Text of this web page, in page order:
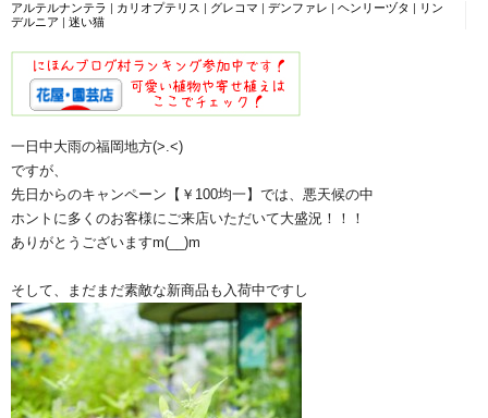
アルテルナンテラ | カリオプテリス | グレコマ | デンファレ | ヘンリーヅタ | リン
デルニア | 迷い猫
一日中大雨の福岡地方(>.<)
ですが、
先日からのキャンペーン【￥100均一】では、悪天候の中
ホントに多くのお客様にご来店いただいて大盛況！！！
ありがとうございますm(__)m
そして、まだまだ素敵な新商品も入荷中ですし